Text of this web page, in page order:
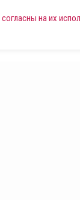
согласны на их